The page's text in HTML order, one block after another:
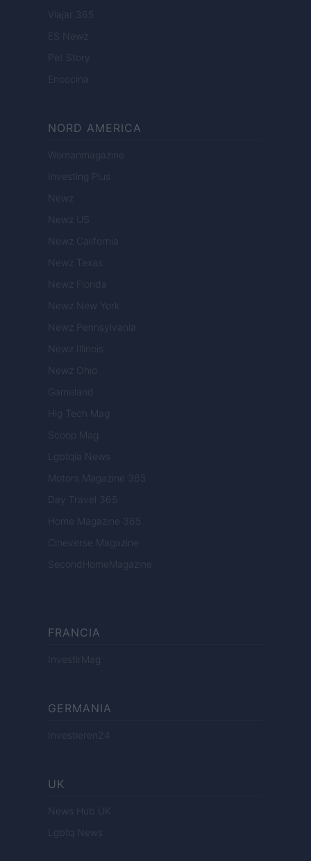
Viajar 365
ES Newz
Pet Story
Encocina
NORD AMERICA
Womanmagazine
Investing Plus
Newz
Newz US
Newz California
Newz Texas
Newz Florida
Newz New York
Newz Pennsylvania
Newz Illinois
Newz Ohio
Gameland
Hig Tech Mag
Scoop Mag
Lgbtqia News
Motors Magazine 365
Day Travel 365
Home Magazine 365
Cineverse Magazine
SecondHomeMagazine
FRANCIA
InvestirMag
GERMANIA
Investieren24
UK
News Hub UK
Lgbtq News